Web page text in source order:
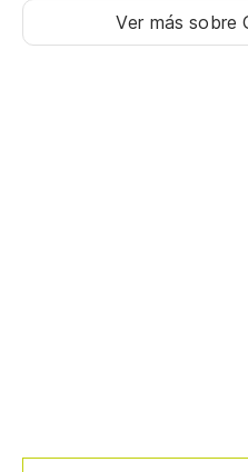
Ver más sobre